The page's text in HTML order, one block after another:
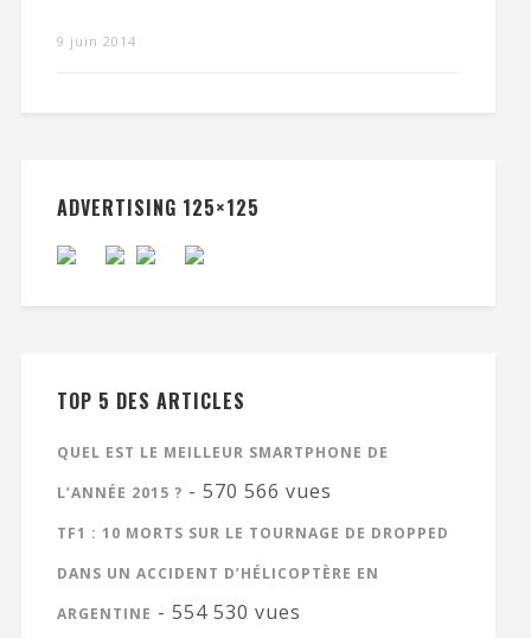
9 juin 2014
ADVERTISING 125×125
TOP 5 DES ARTICLES
QUEL EST LE MEILLEUR SMARTPHONE DE
L’ANNÉE 2015 ? - 570 566 vues
TF1 : 10 MORTS SUR LE TOURNAGE DE DROPPED
DANS UN ACCIDENT D’HÉLICOPTÈRE EN
ARGENTINE - 554 530 vues